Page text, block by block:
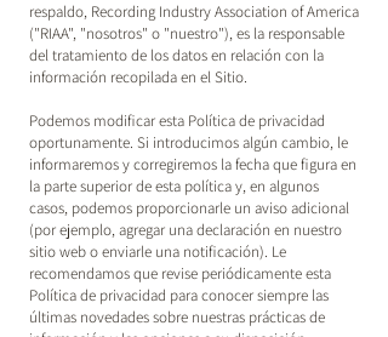
respaldo, Recording Industry Association of America
("RIAA", "nosotros" o "nuestro"), es la responsable
del tratamiento de los datos en relación con la
información recopilada en el Sitio.
Podemos modificar esta Política de privacidad
oportunamente. Si introducimos algún cambio, le
informaremos y corregiremos la fecha que figura en
la parte superior de esta política y, en algunos
casos, podemos proporcionarle un aviso adicional
(por ejemplo, agregar una declaración en nuestro
sitio web o enviarle una notificación). Le
recomendamos que revise periódicamente esta
Política de privacidad para conocer siempre las
últimas novedades sobre nuestras prácticas de